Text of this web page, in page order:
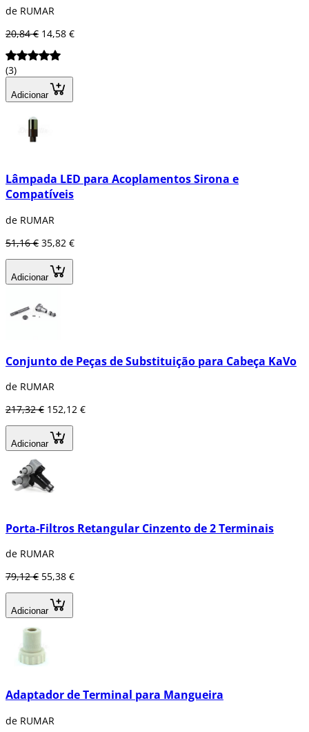
de RUMAR
20,84 € 14,58 €
(3)
Adicionar
Lâmpada LED para Acoplamentos Sirona e
Compatíveis
de RUMAR
51,16 € 35,82 €
Adicionar
Conjunto de Peças de Substituição para Cabeça KaVo
de RUMAR
217,32 € 152,12 €
Adicionar
Porta-Filtros Retangular Cinzento de 2 Terminais
de RUMAR
79,12 € 55,38 €
Adicionar
Adaptador de Terminal para Mangueira
de RUMAR